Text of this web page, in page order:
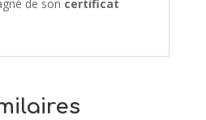
de son certificat